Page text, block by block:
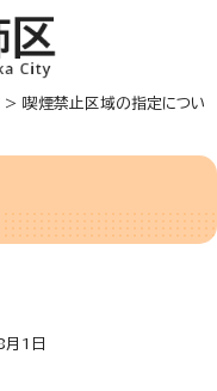
> 喫煙禁止区域の指定につい
1日